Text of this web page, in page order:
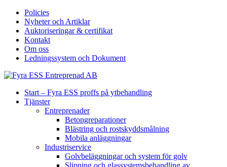
Policies
Nyheter och Artiklar
Auktoriseringar & certifikat
Kontakt
Om oss
Ledningssystem och Dokument
Start – Fyra ESS proffs på ytbehandling
Tjänster
Entreprenader
Betongreparationer
Blästring och rostskyddsmålning
Mobila anläggningar
Industriservice
Golvbeläggningar och system för golv
Slipning och glassystemsbehandling av